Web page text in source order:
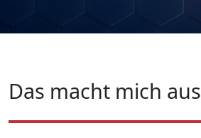
Das macht mich aus